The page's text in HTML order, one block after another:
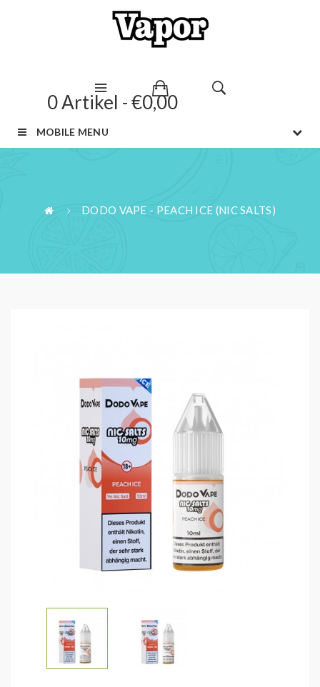
0 Artikel - €0,00
MOBILE MENU
DODO VAPE - PEACH ICE (NIC SALTS)